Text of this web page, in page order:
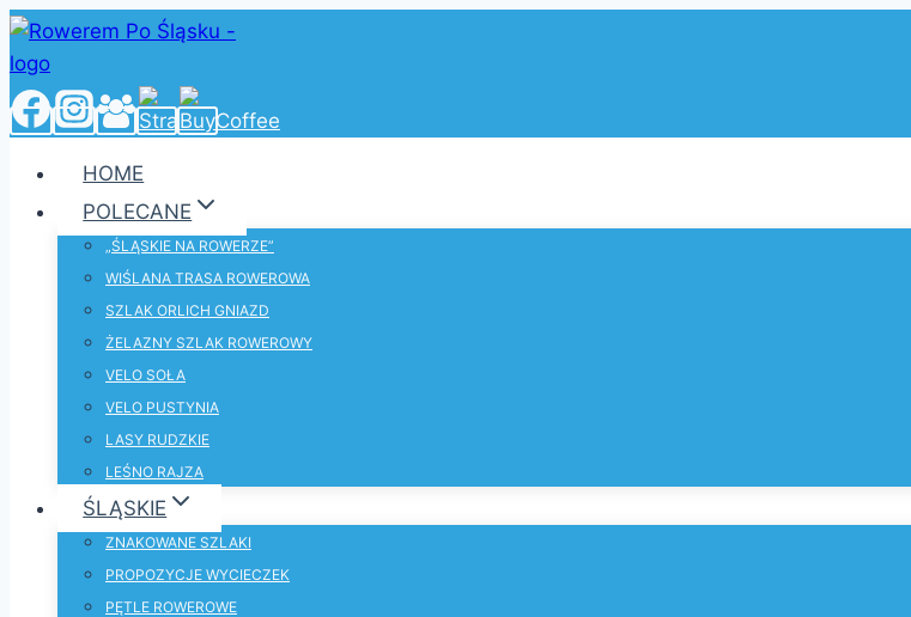
Przejdź
do
treści
HOME
POLECANE
„ŚLĄSKIE NA ROWERZE”
WIŚLANA TRASA ROWEROWA
SZLAK ORLICH GNIAZD
ŻELAZNY SZLAK ROWEROWY
VELO SOŁA
VELO PUSTYNIA
LASY RUDZKIE
LEŚNO RAJZA
ŚLĄSKIE
ZNAKOWANE SZLAKI
PROPOZYCJE WYCIECZEK
PĘTLE ROWEROWE